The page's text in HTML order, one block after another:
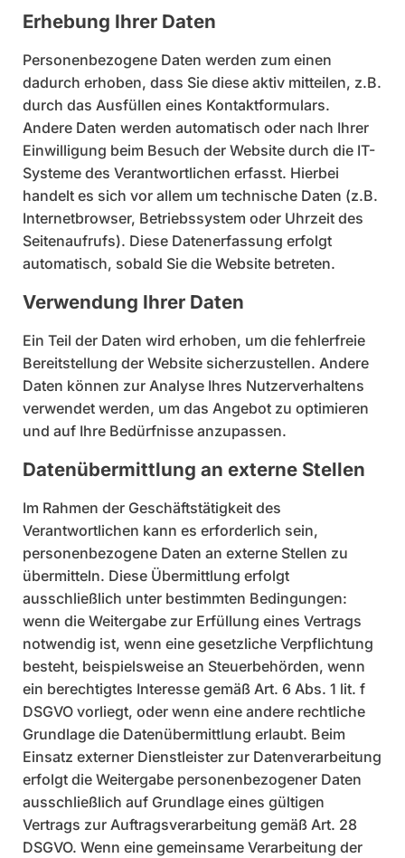
Erhebung Ihrer Daten
Personenbezogene Daten werden zum einen
dadurch erhoben, dass Sie diese aktiv mitteilen, z.B.
durch das Ausfüllen eines Kontaktformulars.
Andere Daten werden automatisch oder nach Ihrer
Einwilligung beim Besuch der Website durch die IT-
Systeme des Verantwortlichen erfasst. Hierbei
handelt es sich vor allem um technische Daten (z.B.
Internetbrowser, Betriebssystem oder Uhrzeit des
Seitenaufrufs). Diese Datenerfassung erfolgt
automatisch, sobald Sie die Website betreten.
Verwendung Ihrer Daten
Ein Teil der Daten wird erhoben, um die fehlerfreie
Bereitstellung der Website sicherzustellen. Andere
Daten können zur Analyse Ihres Nutzerverhaltens
verwendet werden, um das Angebot zu optimieren
und auf Ihre Bedürfnisse anzupassen.
Datenübermittlung an externe Stellen
Im Rahmen der Geschäftstätigkeit des
Verantwortlichen kann es erforderlich sein,
personenbezogene Daten an externe Stellen zu
übermitteln. Diese Übermittlung erfolgt
ausschließlich unter bestimmten Bedingungen:
wenn die Weitergabe zur Erfüllung eines Vertrags
notwendig ist, wenn eine gesetzliche Verpflichtung
besteht, beispielsweise an Steuerbehörden, wenn
ein berechtigtes Interesse gemäß Art. 6 Abs. 1 lit. f
DSGVO vorliegt, oder wenn eine andere rechtliche
Grundlage die Datenübermittlung erlaubt. Beim
Einsatz externer Dienstleister zur Datenverarbeitung
erfolgt die Weitergabe personenbezogener Daten
ausschließlich auf Grundlage eines gültigen
Vertrags zur Auftragsverarbeitung gemäß Art. 28
DSGVO. Wenn eine gemeinsame Verarbeitung der